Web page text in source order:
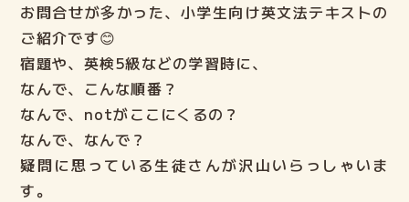
クラス案内
教室案内
講師紹介
お問合せが多かった、小学生向け英文法テキストの
ご紹介です😊
宿題や、英検5級などの学習時に、
なんで、こんな順番？
なんで、notがここにくるの？
なんで、なんで？
疑問に思っている生徒さんが沢山いらっしゃいま
す。